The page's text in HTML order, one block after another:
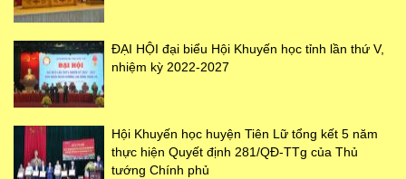
ĐẠI HỘI đại biểu Hội Khuyến học tỉnh lần thứ V,
nhiệm kỳ 2022-2027
Hội Khuyến học huyện Tiên Lữ tổng kết 5 năm
thực hiện Quyết định 281/QĐ-TTg của Thủ
tướng Chính phủ